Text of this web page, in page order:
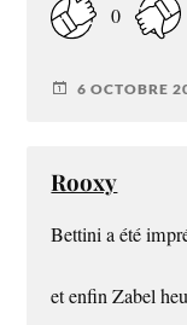
0
6 OCTOBRE
Rooxy
Bettini a été
et enfin Zabel